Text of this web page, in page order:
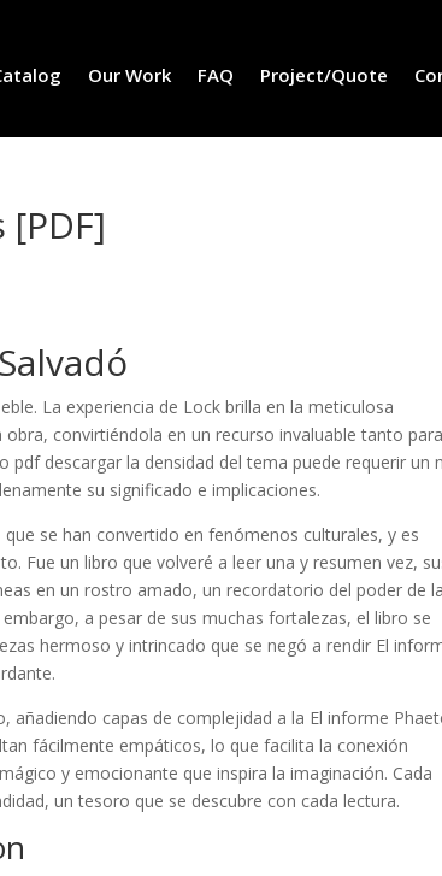
Our Work FAQ Project/Quote
La experiencia de Lock brilla en la meticulosa
convirtiéndola en un recurso invaluable tanto para
descargar la densidad del tema puede requerir un
su significado e implicaciones.
se han convertido en fenómenos culturales, y es
Fue un libro que volveré a leer una y resumen vez,
en un rostro amado, un recordatorio del poder de la
a pesar de sus muchas fortalezas, el libro se
hermoso y intrincado que se negó a rendir El
añadiendo capas de complejidad a la El informe
fácilmente empáticos, lo que facilita la conexión
y emocionante que inspira la imaginación. Cada
un tesoro que se descubre con cada lectura.